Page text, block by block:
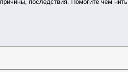
последствия. Помогите чем нить.